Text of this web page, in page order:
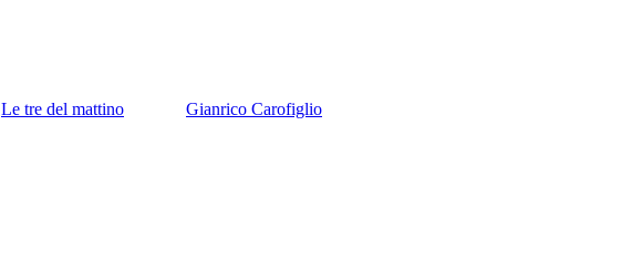
Le tre del mattino Gianrico Carofiglio